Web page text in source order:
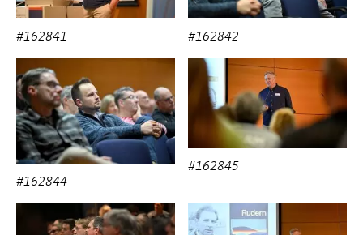
#162841 #162842
#162844
#162845